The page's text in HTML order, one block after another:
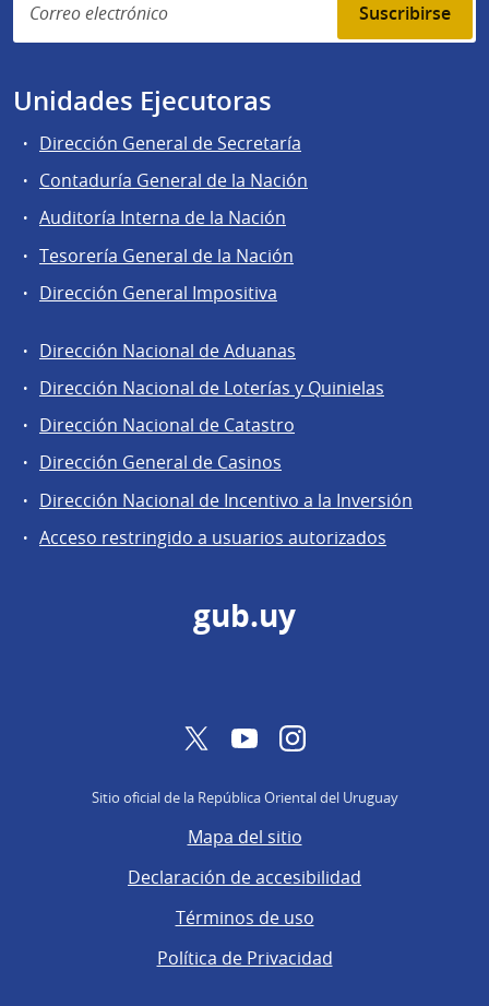
Suscribirse
Unidades Ejecutoras
Dirección General de Secretaría
Contaduría General de la Nación
Auditoría Interna de la Nación
Tesorería General de la Nación
Dirección General Impositiva
Áreas
de
la
Dirección
General
de
Secretaría
Dirección Nacional de Aduanas
Dirección Nacional de Loterías y Quinielas
Dirección Nacional de Catastro
Dirección General de Casinos
Dirección Nacional de Incentivo a la Inversión
Acceso restringido a usuarios autorizados
gub.uy
TwitterYouTubeInstagram
Sitio oficial de la República Oriental del Uruguay
Mapa del sitio
Declaración de accesibilidad
Términos de uso
Política de Privacidad